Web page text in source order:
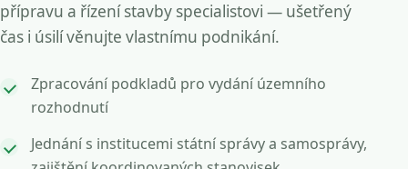
přípravu a řízení stavby specialistovi — ušetřený
čas i úsilí věnujte vlastnímu podnikání.
Zpracování podkladů pro vydání územního
rozhodnutí
Jednání s institucemi státní správy a samosprávy,